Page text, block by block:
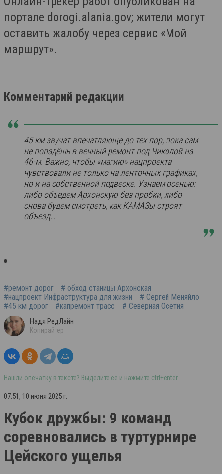
портале dorogi.alania.gov; жители могут
оставить жалобу через сервис «Мой
маршрут».
Комментарий редакции
45 км звучат впечатляюще до тех пор, пока сам
не попадёшь в вечный ремонт под Чиколой на
46-м. Важно, чтобы «магию» нацпроекта
чувствовали не только на ленточных графиках,
но и на собственной подвеске. Узнаем осенью:
либо объедем Архонскую без пробки, либо
снова будем смотреть, как КАМАЗы строят
объезд…
#ремонт дорог
# обход станицы Архонская
#нацпроект Инфраструктура для жизни
# Сергей Меняйло
#45 км дорог
#капремонт трасс # Северная Осетия
Надя РедЛайн
Копирайтер
Нашли опечатку в тексте? Выделите её и нажмите ctrl+enter
07:51, 10 июня 2025 г.
Кубок дружбы: 9 команд
соревновались в туртурнире
Цейского ущелья